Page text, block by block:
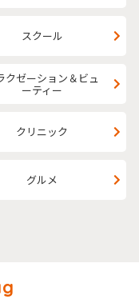
スクール
クゼーション＆ビュ
ーティー
クリニック
グルメ